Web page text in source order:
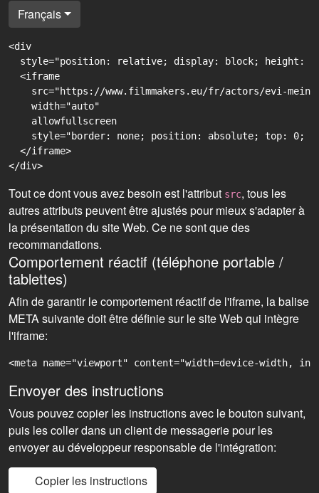
Français
<div
style="position: relative; display: block; height:
  <iframe
src="https://www.filmmakers.eu/fr/actors/evi-
    width="auto"
    allowfullscreen
style="border: none; position: absolute; top: 0;
  </iframe>
Tout ce dont vous avez besoin est l'attribut src, tous les
autres attributs peuvent être ajustés pour mieux s'adapter à
la présentation du site Web. Ce ne sont que des
recommandations.
Comportement réactif (téléphone portable /
tablettes)
Afin de garantir le comportement réactif de l'iframe, la balise
META suivante doit être définie sur le site Web qui intègre
l'iframe:
<meta name="viewport" content="width=device-width,
Envoyer des instructions
Vous pouvez copier les instructions avec le bouton suivant,
puis les coller dans un client de messagerie pour les
envoyer au développeur responsable de l'intégration:
Copier les instructions